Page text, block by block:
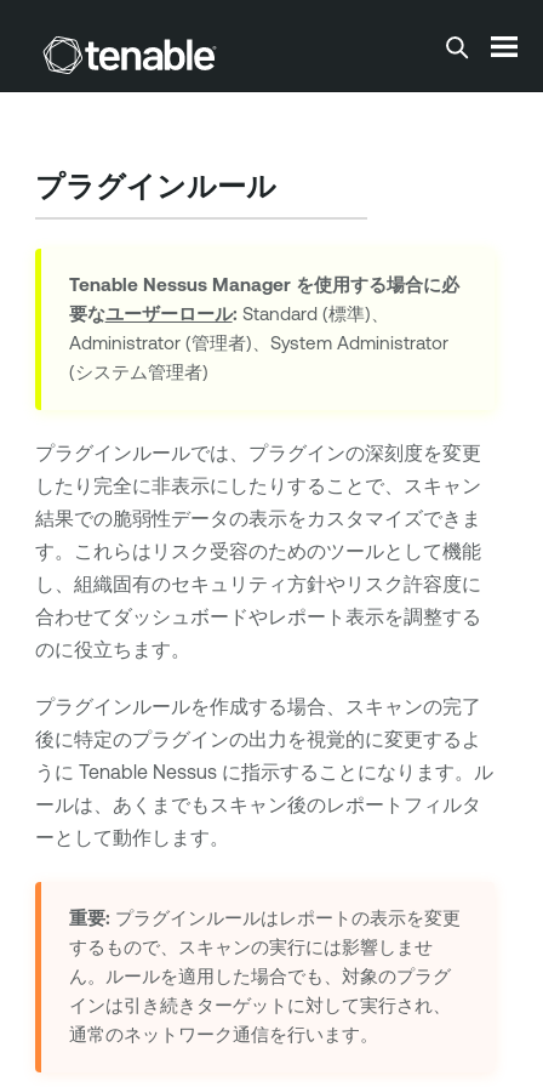
メインコンテンツに移動する
プラグインルール
Tenable Nessus Managerを使用する場合に必
要なユーザーロール: Standard (標準)、
Administrator (管理者)、System Administrator
(システム管理者)
プラグインルールでは、プラグインの深刻度を変更
したり完全に非表示にしたりすることで、スキャン
結果での脆弱性データの表示をカスタマイズできま
す。これらはリスク受容のためのツールとして機能
し、組織固有のセキュリティ方針やリスク許容度に
合わせてダッシュボードやレポート表示を調整する
のに役立ちます。
プラグインルールを作成する場合、スキャンの完了
後に特定のプラグインの出力を視覚的に変更するよ
うに Tenable Nessusに指示することになります。ル
ールは、あくまでもスキャン後のレポートフィルタ
ーとして動作します。
重要: プラグインルールはレポートの表示を変更
するもので、スキャンの実行には影響しませ
ん。ルールを適用した場合でも、対象のプラグ
インは引き続きターゲットに対して実行され、
通常のネットワーク通信を行います。